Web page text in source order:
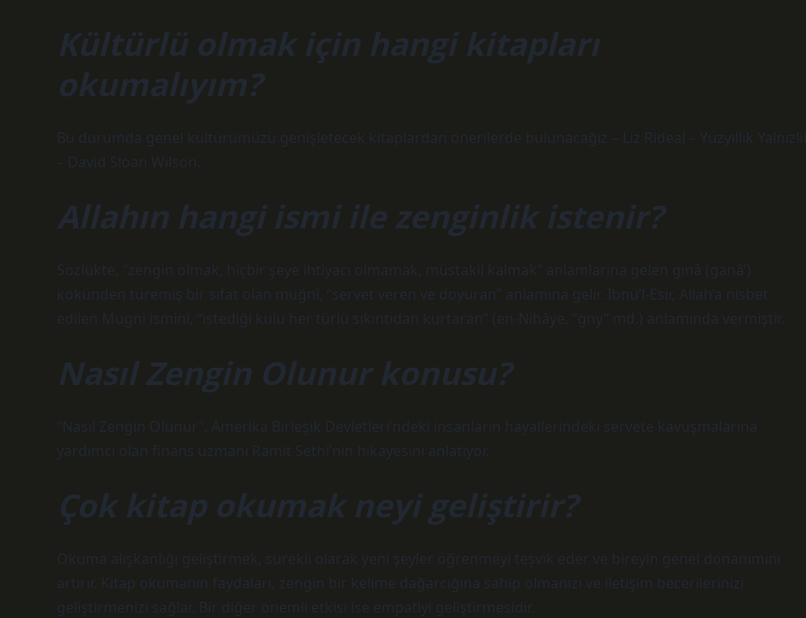
Kültürlü olmak için hangi kitapları
okumalıyım?
Bu durumda genel kültürümüzü genişletecek kitaplardan önerilerde bulunacağız – Liz Rideal – Yüzyıllık
– David Sloan Wilson.
Allahın hangi ismi ile zenginlik istenir?
Sözlükte, “zengin olmak, hiçbir şeye ihtiyacı olmamak, müstakil kalmak” anlamlarına gelen gınâ (ganâ’)
kökünden türemiş bir sıfat olan muğnî, “servet veren ve doyuran” anlamına gelir. İbnü’l-Esir, Allah’a nisbet
edilen Mugni ismini, “istediği kulu her türlü sıkıntıdan kurtaran” (en-Nihâye, “ġny” md.) anlamında vermiştir.
Nasıl Zengin Olunur konusu?
“Nasıl Zengin Olunur”, Amerika Birleşik Devletleri’ndeki insanların hayallerindeki servete kavuşmalarına
yardımcı olan finans uzmanı Ramit Sethi’nin hikayesini anlatıyor.
Çok kitap okumak neyi geliştirir?
Okuma alışkanlığı geliştirmek, sürekli olarak yeni şeyler öğrenmeyi teşvik eder ve bireyin genel donanımını
artırır. Kitap okumanın faydaları, zengin bir kelime dağarcığına sahip olmanızı ve iletişim becerilerinizi
geliştirmenizi sağlar. Bir diğer önemli etkisi ise empatiyi geliştirmesidir.